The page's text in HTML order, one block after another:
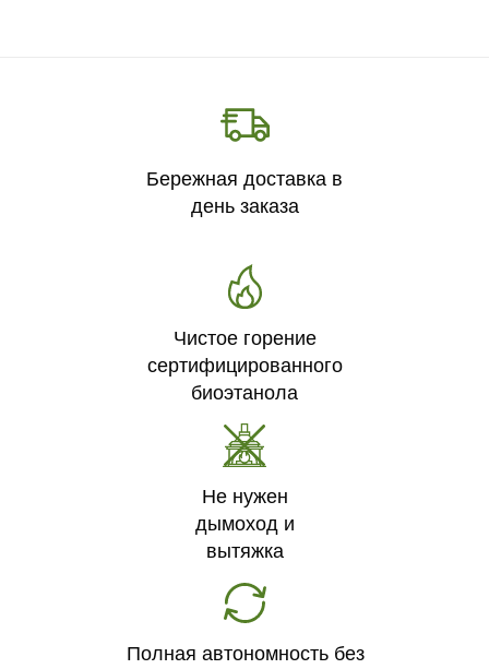
Бережная доставка в
день заказа
Чистое горение
сертифицированного
биоэтанола
Не нужен
дымоход и
вытяжка
Полная автономность без